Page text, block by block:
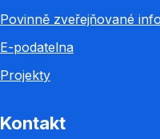
Povinně zveřejňované
E-podatelna
Projekty
Kontakt